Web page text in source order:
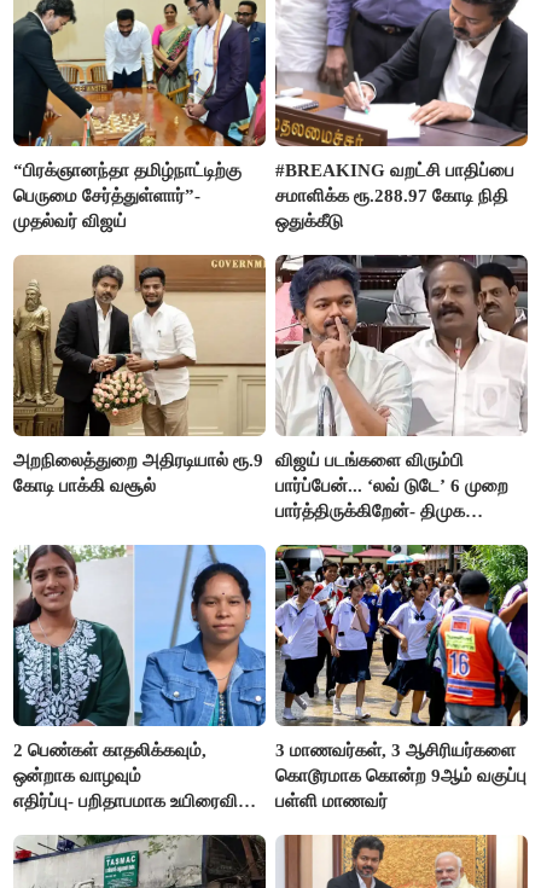
“பிரக்ஞானந்தா தமிழ்நாட்டிற்கு
பெருமை சேர்த்துள்ளார்”-
முதல்வர் விஜய்
#BREAKING வறட்சி பாதிப்பை
சமாளிக்க ரூ.288.97 கோடி நிதி
ஒதுக்கீடு
அறநிலைத்துறை அதிரடியால் ரூ.9
கோடி பாக்கி வசூல்
விஜய் படங்களை விரும்பி
பார்ப்பேன்... ‘லவ் டுடே’ 6 முறை
பார்த்திருக்கிறேன்- திமுக
2 பெண்கள் காதலிக்கவும்,
ஒன்றாக வாழவும்
எதிர்ப்பு- பறிதாபமாக உயிரைவிட்ட
3 மாணவர்கள், 3 ஆசிரியர்களை
கொடூரமாக கொன்ற 9ஆம் வகுப்பு
பள்ளி மாணவர்